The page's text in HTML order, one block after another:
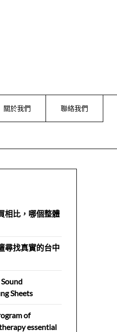
關於我們 聯絡我們
相比，哪個整體
尋找真實的台中
Sheets
of
essential